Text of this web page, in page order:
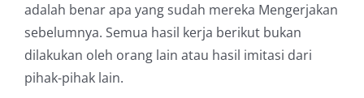
adalah benar apa yang sudah mereka Mengerjakan
sebelumnya. Semua hasil kerja berikut bukan
dilakukan oleh orang lain atau hasil imitasi dari
pihak-pihak lain.